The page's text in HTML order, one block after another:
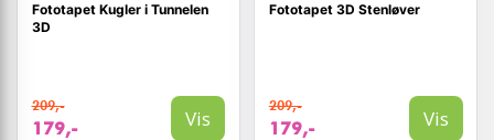
Fototapet Kugler i Tunnelen
3D
209,-
179,- Vis
Fototapet 3D Stenløver
209,-
179,- Vis